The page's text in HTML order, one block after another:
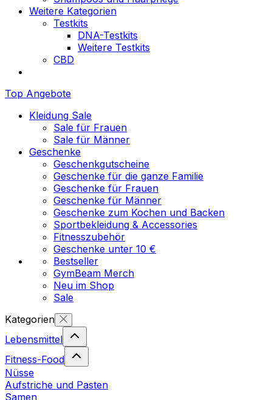
Weitere Kategorien
Testkits
DNA-Testkits
Weitere Testkits
CBD
Top Angebote
Kleidung Sale
Sale für Frauen
Sale für Männer
Geschenke
Geschenkgutscheine
Geschenke für die ganze Familie
Geschenke für Frauen
Geschenke für Männer
Geschenke zum Kochen und Backen
Sportbekleidung & Accessories
Fitnesszubehör
Geschenke unter 10 €
Bestseller
GymBeam Merch
Neu im Shop
Sale
Kategorien
Lebensmittel
Fitness-Food
Nüsse
Aufstriche und Pasten
Samen